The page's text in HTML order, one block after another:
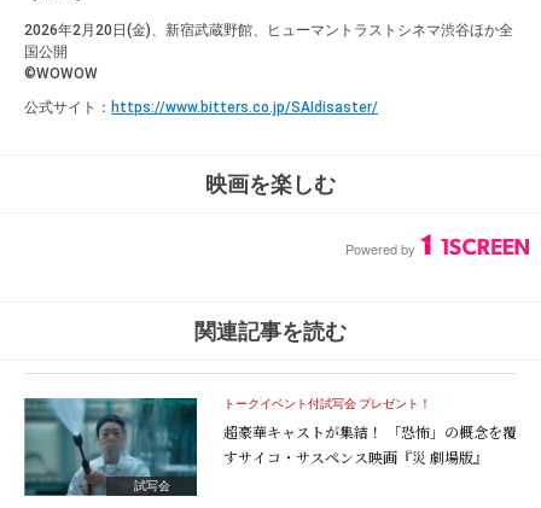
2026年2月20日(金)、新宿武蔵野館、ヒューマントラストシネマ渋谷ほか全
国公開
©︎WOWOW
公式サイト： https://www.bitters.co.jp/SAIdisaster/
映画を楽しむ
関連記事を読む
試写会
トークイベント付試写会 プレゼント！
超豪華キャストが集結！ 「恐怖」の概念を覆
すサイコ・サスペンス映画『災 劇場版』